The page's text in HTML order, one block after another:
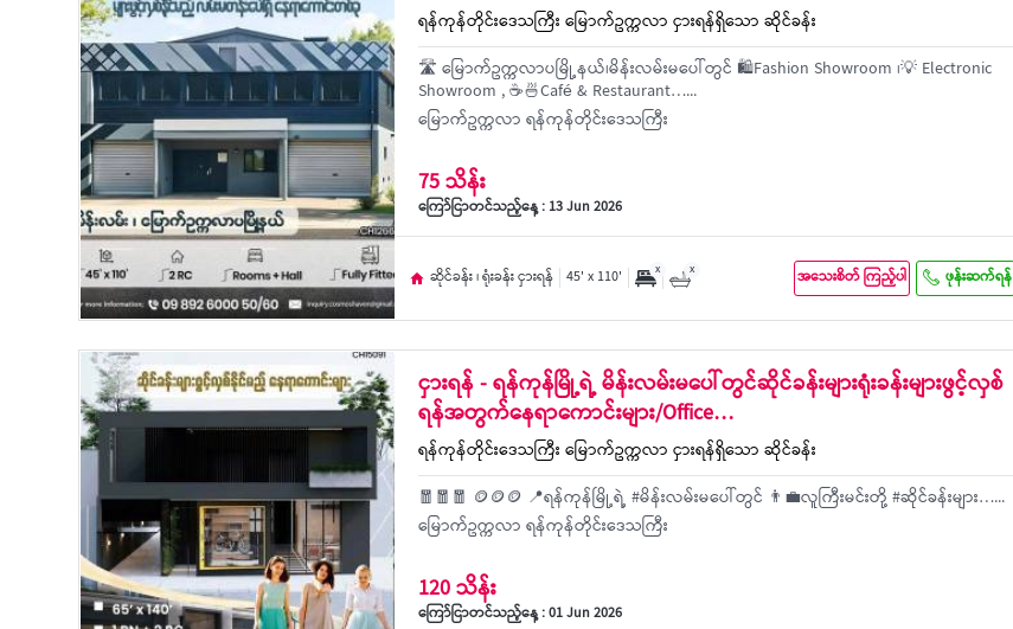
ရန်ကုန်တိုင်းဒေသကြီး မြောက်ဥက္ကလာ ငှားရန်ရှိသော ဆိုင်ခန်း
🛣 မြောက်ဥက္ကလာပမြို့နယ်၊မိန်းလမ်းမပေါ်တွင် 🛍️Fashion Showroom ၊💡 Electronic
Showroom , ☕🍜Café & Restaurant…...
မြောက်ဥက္ကလာ ရန်ကုန်တိုင်းဒေသကြီး
75 သိန်း
ကြော်ငြာတင်သည့်နေ့ : 13 Jun 2026
ဆိုင်ခန်း ၊ ရုံးခန်း ငှားရန် 45' x 110' x x အသေးစိတ် ကြည့်ပါ ဖုန်းဆက်ရန်
ငှားရန် - ရန်ကုန်မြို့ရဲ့ မိန်းလမ်းမပေါ်တွင်ဆိုင်ခန်းများရုံးခန်းများဖွင့်လှစ်
ရန်အတွက်နေရာကောင်းများ/Office…
ရန်ကုန်တိုင်းဒေသကြီး မြောက်ဥက္ကလာ ငှားရန်ရှိသော ဆိုင်ခန်း
🧧🧧🧧 🪙🪙🪙 📍ရန်ကုန်မြို့ရဲ့ #မိန်းလမ်းမပေါ်တွင် 👨‍💼လူကြီးမင်းတို့ #ဆိုင်ခန်းများ…...
မြောက်ဥက္ကလာ ရန်ကုန်တိုင်းဒေသကြီး
120 သိန်း
ကြော်ငြာတင်သည့်နေ့ : 01 Jun 2026